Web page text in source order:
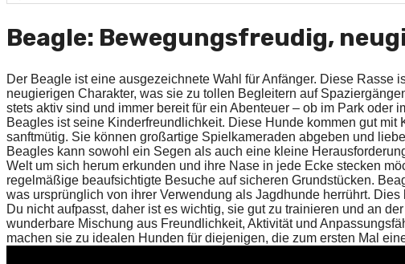
Beagle: Bewegungsfreudig,
Der Beagle ist eine ausgezeichnete Wahl für Anfänger. Diese Rasse
neugierigen Charakter, was sie zu tollen Begleitern auf
stets aktiv sind und immer bereit für ein Abenteuer – ob im Park oder
Beagles ist seine Kinderfreundlichkeit. Diese Hunde kommen gut mit
sanftmütig. Sie können großartige Spielkameraden abgeben und
Beagles kann sowohl ein Segen als auch eine kleine
Welt um sich herum erkunden und ihre Nase in jede Ecke stecken
regelmäßige beaufsichtigte Besuche auf sicheren Grundstücken.
was ursprünglich von ihrer Verwendung als Jagdhunde herrührt.
Du nicht aufpasst, daher ist es wichtig, sie gut zu trainieren und an
wunderbare Mischung aus Freundlichkeit, Aktivität und
machen sie zu idealen Hunden für diejenigen, die zum ersten Mal